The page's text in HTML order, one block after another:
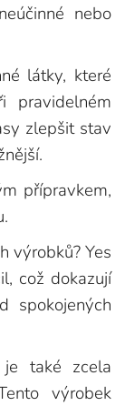
nebo
látky, které
pravidelném
zlepšit stav
přípravkem,
výrobků? Yes
což dokazují
spokojených
je také zcela
výrobek